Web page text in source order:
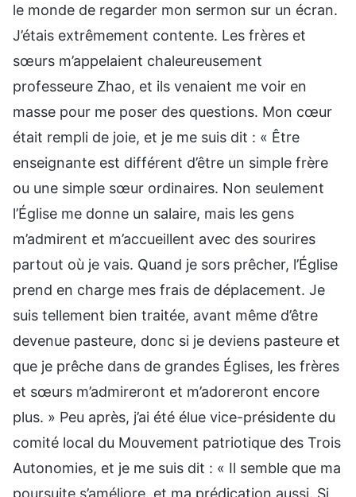
le monde de regarder mon sermon sur un écran.
J’étais extrêmement contente. Les frères et
sœurs m’appelaient chaleureusement
professeure Zhao, et ils venaient me voir en
masse pour me poser des questions. Mon cœur
était rempli de joie, et je me suis dit : « Être
enseignante est différent d’être un simple frère
ou une simple sœur ordinaires. Non seulement
l’Église me donne un salaire, mais les gens
m’admirent et m’accueillent avec des sourires
partout où je vais. Quand je sors prêcher, l’Église
prend en charge mes frais de déplacement. Je
suis tellement bien traitée, avant même d’être
devenue pasteure, donc si je deviens pasteure et
que je prêche dans de grandes Églises, les frères
et sœurs m’admireront et m’adoreront encore
plus. » Peu après, j’ai été élue vice-présidente du
comité local du Mouvement patriotique des Trois
Autonomies, et je me suis dit : « Il semble que ma
poursuite s’améliore, et ma prédication aussi. Si